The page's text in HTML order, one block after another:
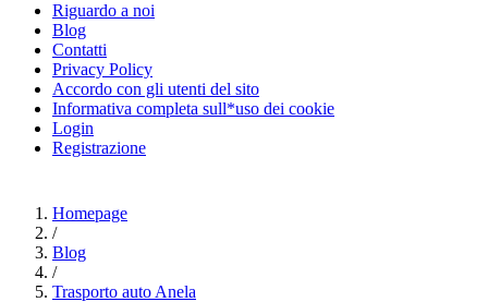
Riguardo a noi
Blog
Contatti
Privacy Policy
Accordo con gli utenti del sito
Informativa completa sull*uso dei cookie
Login
Registrazione
Homepage
/
Blog
/
Trasporto auto Anela